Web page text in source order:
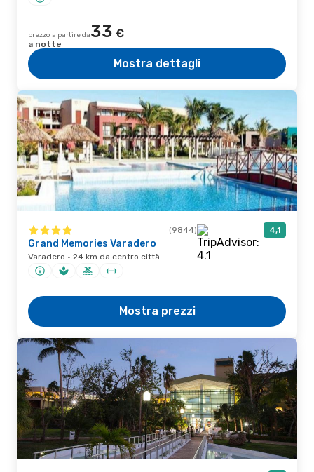
prezzo a partire da33 €
a notte
Mostra dettagli
(9844) 4,1
Grand Memories Varadero
Varadero · 24 km da centro città
Mostra prezzi